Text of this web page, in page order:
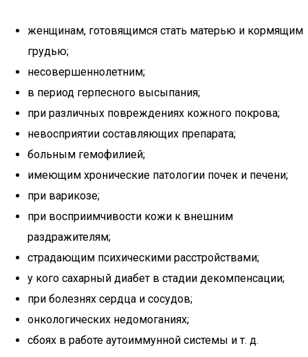
женщинам, готовящимся стать матерью и кормящим
грудью;
несовершеннолетним;
в период герпесного высыпания;
при различных повреждениях кожного покрова;
невосприятии составляющих препарата;
больным гемофилией;
имеющим хронические патологии почек и печени;
при варикозе;
при восприимчивости кожи к внешним
раздражителям;
страдающим психическими расстройствами;
у кого сахарный диабет в стадии декомпенсации;
при болезнях сердца и сосудов;
онкологических недомоганиях;
сбоях в работе аутоиммунной системы и т. д.